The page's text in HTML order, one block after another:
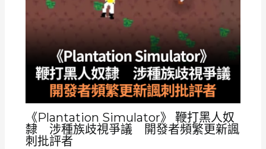
《Plantation Simulator》 鞭打黑人奴
隸 涉種族歧視爭議 開發者頻繁更新諷
刺批評者